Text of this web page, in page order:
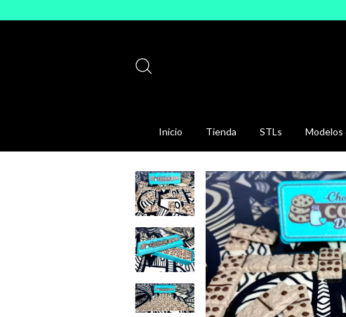
Inicio Tienda STLs Modelos